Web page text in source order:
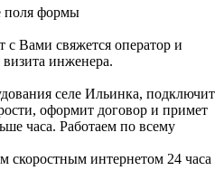
поля формы
с Вами свяжется оператор и
визита инженера.
селе Ильинка, подключит
оформит договор и примет
часа. Работаем по всему
скоростным интернетом 24 часа